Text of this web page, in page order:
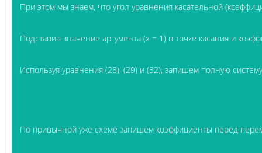
При этом мы знаем, что угол уравнения касательной
Подставив значение аргумента (x = 1) в точке касания и
Используя уравнения (28), (29) и (32), запишем полную
По привычной уже схеме запишем коэффициенты перед